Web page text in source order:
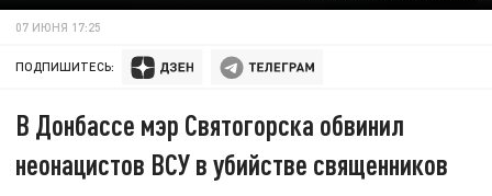
07 ИЮНЯ 17:25
ПОДПИШИТЕСЬ:
В Донбассе мэр Святогорска обвинил
неонацистов ВСУ в убийстве священников